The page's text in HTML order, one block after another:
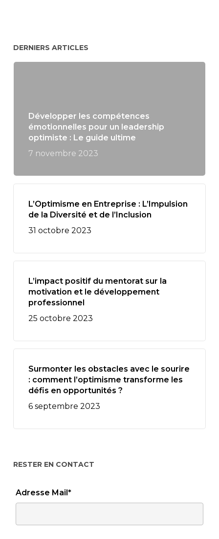
DERNIERS ARTICLES
Développer les compétences
émotionnelles pour un leadership
optimiste : Le guide ultime
7 novembre 2023
L’Optimisme en Entreprise : L’Impulsion
de la Diversité et de l’Inclusion
31 octobre 2023
L’impact positif du mentorat sur la
motivation et le développement
professionnel
25 octobre 2023
Surmonter les obstacles avec le sourire
: comment l’optimisme transforme les
défis en opportunités ?
6 septembre 2023
RESTER EN CONTACT
Adresse Mail*